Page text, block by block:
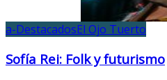
a-DestacadosEl Ojo Tuerto
Sofía Rei: Folk y futurismo